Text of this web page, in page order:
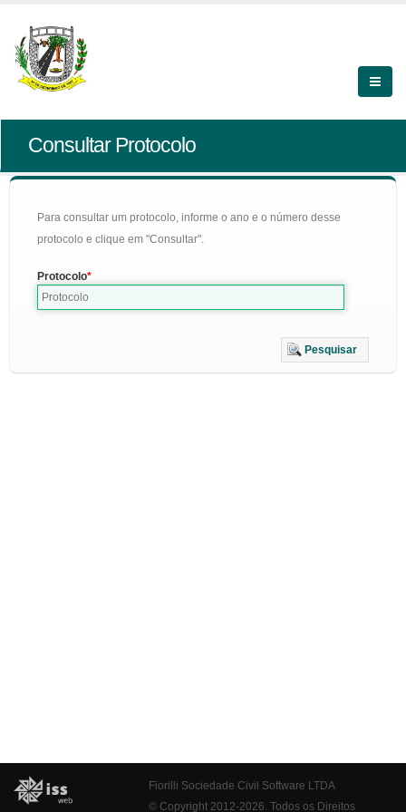
Consultar Protocolo
Para consultar um protocolo, informe o ano e o número desse
protocolo e clique em "Consultar".
Protocolo
Pesquisar
Fiorilli Sociedade Civil Software LTDA
© Copyright 2012-2026. Todos os Direitos